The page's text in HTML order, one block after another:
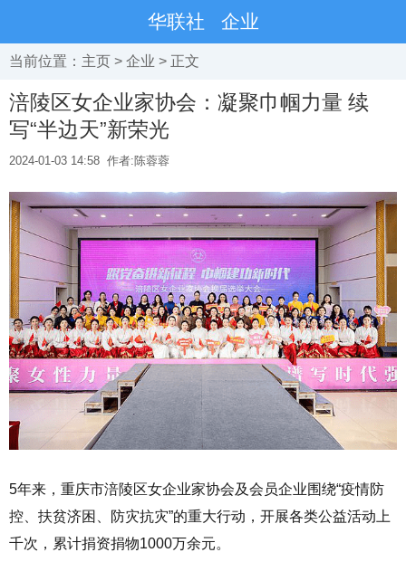
华联社 企业
当前位置： 主页 > 企业 > 正文
涪陵区女企业家协会：凝聚巾帼力量 续
写“半边天”新荣光
2024-01-03 14:58 作者:陈蓉蓉
5年来，重庆市涪陵区女企业家协会及会员企业围绕“疫情防
控、扶贫济困、防灾抗灾”的重大行动，开展各类公益活动上
千次，累计捐资捐物1000万余元。